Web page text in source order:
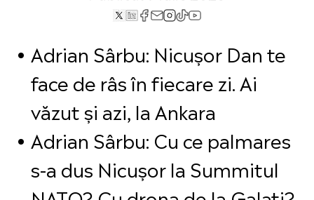
Adrian Sârbu: Nicușor Dan te
face de râs în fiecare zi. Ai
văzut și azi, la Ankara
Adrian Sârbu: Cu ce palmares
s-a dus Nicușor la Summitul